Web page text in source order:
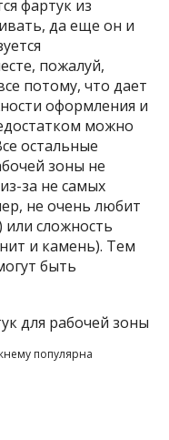
фартук из
да еще он и
пожалуй,
потому, что дает
оформления и
можно
остальные
зоны не
за не самых
не очень любит
или сложность
и камень). Тем
быть
популярна